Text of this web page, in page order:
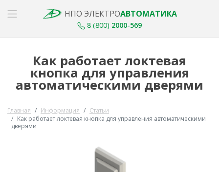
НПО ЭЛЕКТРОАВТОМАТИКА
8 (800) 2000-569
Как работает локтевая
кнопка для управления
автоматическими дверями
Главная Информация
Статьи
Как работает локтевая кнопка для управления автоматическими
дверями